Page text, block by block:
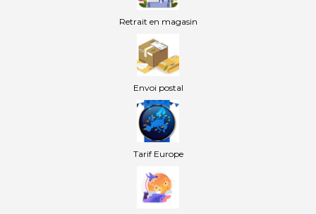
Retrait en magasin
Envoi postal
Tarif Europe